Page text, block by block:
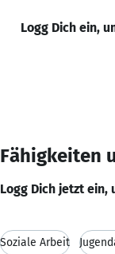
Logg Dich ein,
Fähigkeiten
Logg Dich jetzt ein,
Soziale Arbeit